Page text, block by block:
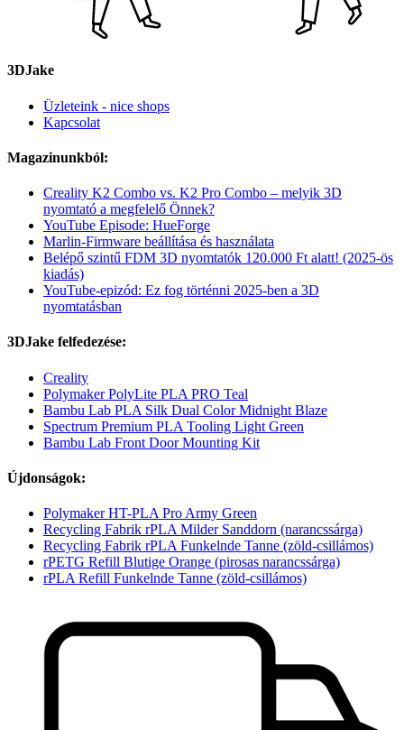
3DJake
Üzleteink - nice shops
Kapcsolat
Magazinunkból:
Creality K2 Combo vs. K2 Pro Combo – melyik 3D
nyomtató a megfelelő Önnek?
YouTube Episode: HueForge
Marlin-Firmware beállítása és használata
Belépő szintű FDM 3D nyomtatók 120.000 Ft alatt! (2025-ös
kiadás)
YouTube-epizód: Ez fog történni 2025-ben a 3D
nyomtatásban
3DJake felfedezése:
Creality
Polymaker PolyLite PLA PRO Teal
Bambu Lab PLA Silk Dual Color Midnight Blaze
Spectrum Premium PLA Tooling Light Green
Bambu Lab Front Door Mounting Kit
Újdonságok:
Polymaker HT-PLA Pro Army Green
Recycling Fabrik rPLA Milder Sanddorn (narancssárga)
Recycling Fabrik rPLA Funkelnde Tanne (zöld-csillámos)
rPETG Refill Blutige Orange (pirosas narancssárga)
rPLA Refill Funkelnde Tanne (zöld-csillámos)